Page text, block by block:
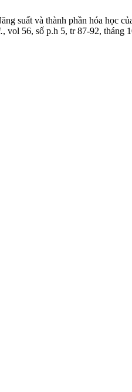
suất và thành phần hóa học
, vol 56, số p.h 5, tr 87-92, tháng